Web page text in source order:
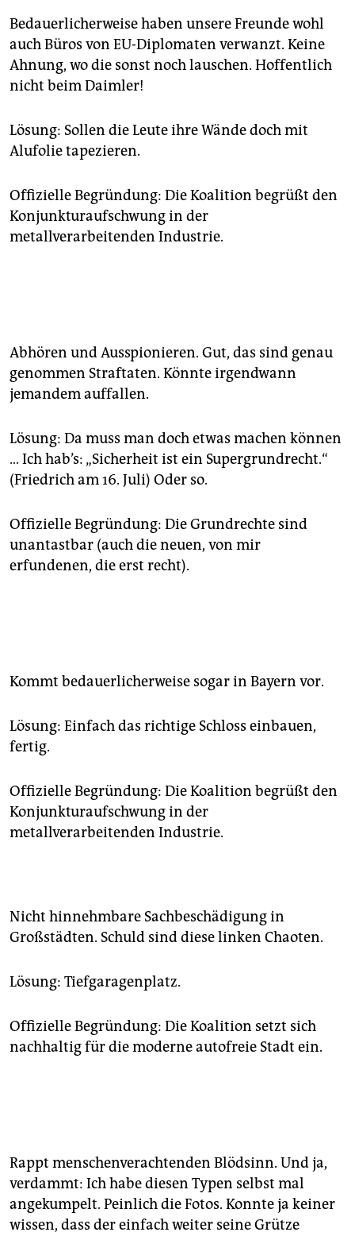
Bedauerlicherweise haben unsere Freunde wohl
auch Büros von EU-Diplomaten verwanzt. Keine
Ahnung, wo die sonst noch lauschen. Hoffentlich
nicht beim Daimler!
Lösung: Sollen die Leute ihre Wände doch mit
Alufolie tapezieren.
Offizielle Begründung: Die Koalition begrüßt den
Konjunkturaufschwung in der
metallverarbeitenden Industrie.
Abhören und Ausspionieren. Gut, das sind genau
genommen Straftaten. Könnte irgendwann
jemandem auffallen.
Lösung: Da muss man doch etwas machen können
… Ich hab’s: „Sicherheit ist ein Supergrundrecht.“
(Friedrich am 16. Juli) Oder so.
Offizielle Begründung: Die Grundrechte sind
unantastbar (auch die neuen, von mir
erfundenen, die erst recht).
Kommt bedauerlicherweise sogar in Bayern vor.
Lösung: Einfach das richtige Schloss einbauen,
fertig.
Offizielle Begründung: Die Koalition begrüßt den
Konjunkturaufschwung in der
metallverarbeitenden Industrie.
Nicht hinnehmbare Sachbeschädigung in
Großstädten. Schuld sind diese linken Chaoten.
Lösung: Tiefgaragenplatz.
Offizielle Begründung: Die Koalition setzt sich
nachhaltig für die moderne autofreie Stadt ein.
Rappt menschenverachtenden Blödsinn. Und ja,
verdammt: Ich habe diesen Typen selbst mal
angekumpelt. Peinlich die Fotos. Konnte ja keiner
wissen, dass der einfach weiter seine Grütze